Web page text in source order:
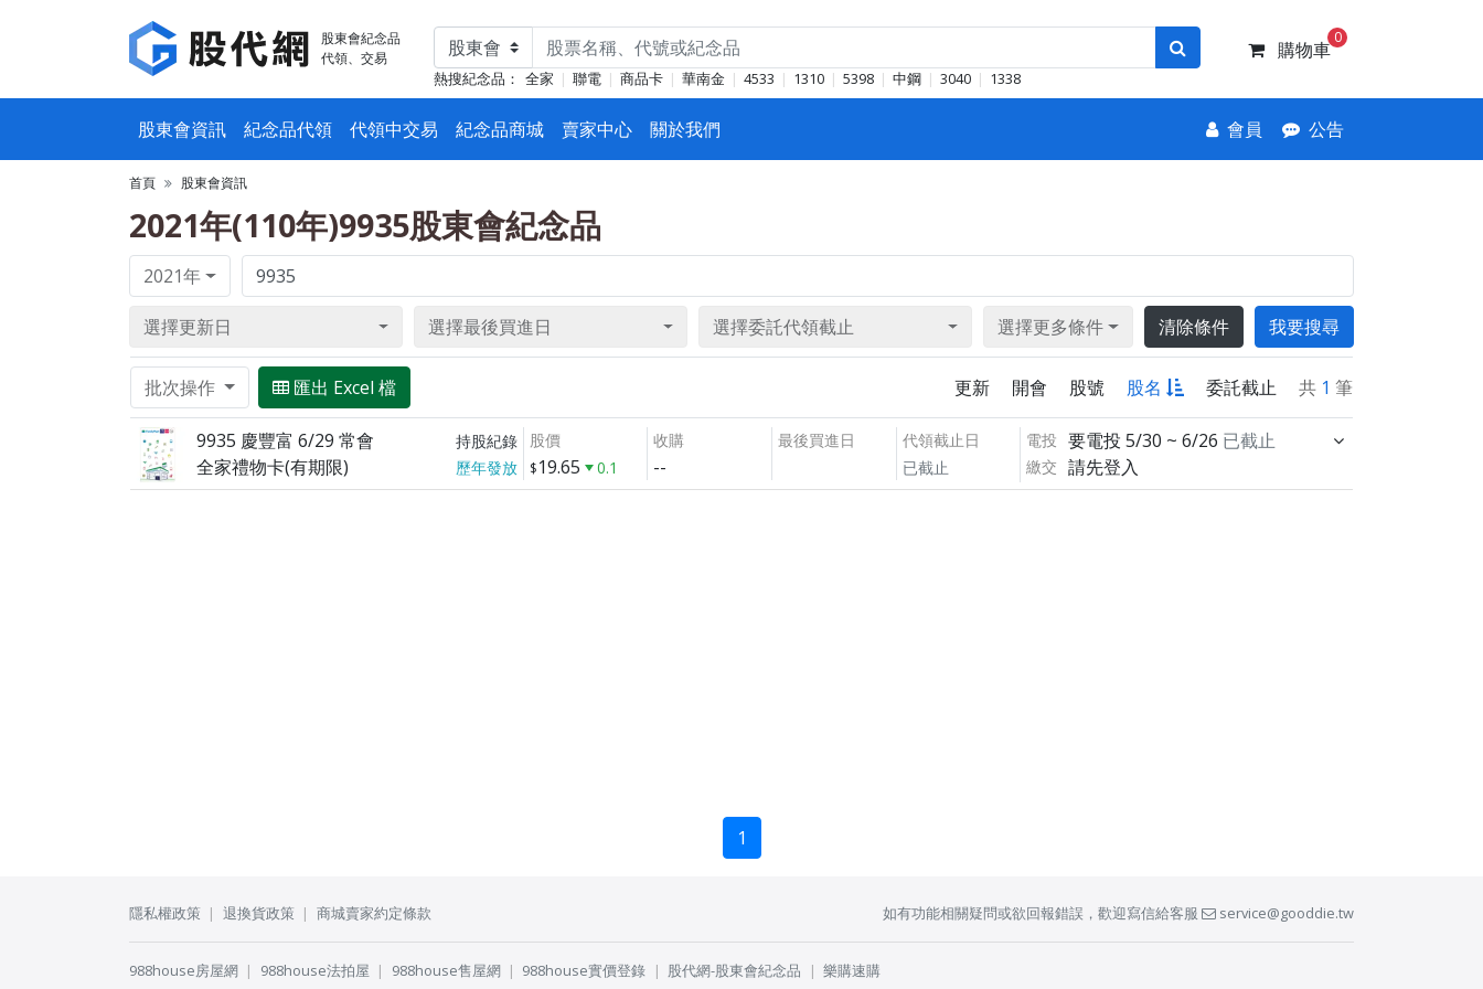
股東會紀念品
代領、交易
熱搜紀念品： 全家 聯電 商品卡 華南金 4533 1310 5398 中鋼 3040 1338
購物車
0
股東會資訊 紀念品代領 代領中交易 紀念品商城 賣家中心 關於我們 會員 公告
首頁 股東會資訊
2021年(110年)9935股東會紀念品
2021年
選擇更新日 選擇最後買進日 選擇委託代領截止 選擇更多條件 清除條件 我要搜尋
批次操作 匯出 Excel 檔 更新 開會 股號 股名 委託截止 共 1 筆
9935 慶豐富 6/29 常會 持股紀錄
全家禮物卡(有期限) 歷年發放
股價
19.65 0.1
收購
--
最後買進日
代領截止日
已截止
電投 要電投 5/30 ~ 6/26 已截止
繳交 請先登入
1
隱私權政策 退換貨政策 商城賣家約定條款 如有功能相關疑問或欲回報錯誤，歡迎寫信給客服 service@gooddie.tw
988house房屋網 988house法拍屋 988house售屋網 988house實價登錄 股代網-股東會紀念品 樂購速購